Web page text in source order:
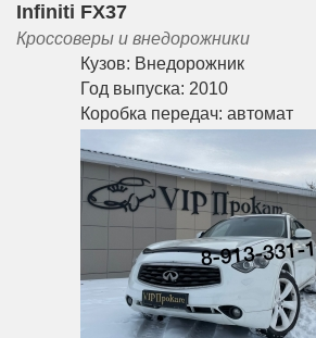
Infiniti FX37
Кроссоверы и внедорожники
Кузов: Внедорожник
Год выпуска: 2010
Коробка передач: автомат